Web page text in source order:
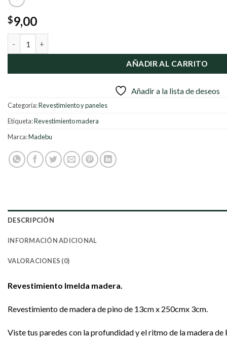
$9,00
AÑADIR AL CARRITO
Añadir a la lista de deseos
Categoría:Revestimiento y paneles
Etiqueta:Revestimiento madera
Marca:Madebu
DESCRIPCIÓN
INFORMACIÓN ADICIONAL
VALORACIONES (0)
Revestimiento Imelda madera.
Revestimiento de madera de pino de 13cm x 250cmx 3cm.
Viste tus paredes con la profundidad y el ritmo de la madera de